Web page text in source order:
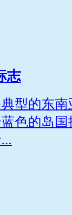
志
型的东
色的岛